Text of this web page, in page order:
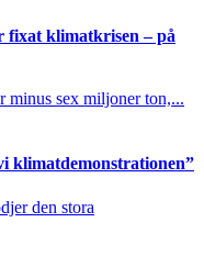
fixat klimatkrisen – på
minus sex miljoner ton,...
klimatdemonstrationen”
den stora